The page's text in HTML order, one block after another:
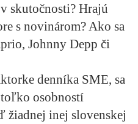
skutočnosti? Hrajú
s novinárom? Ako sa
Johnny Depp či
denníka SME, sa
osobností
žiadnej inej slovenskej